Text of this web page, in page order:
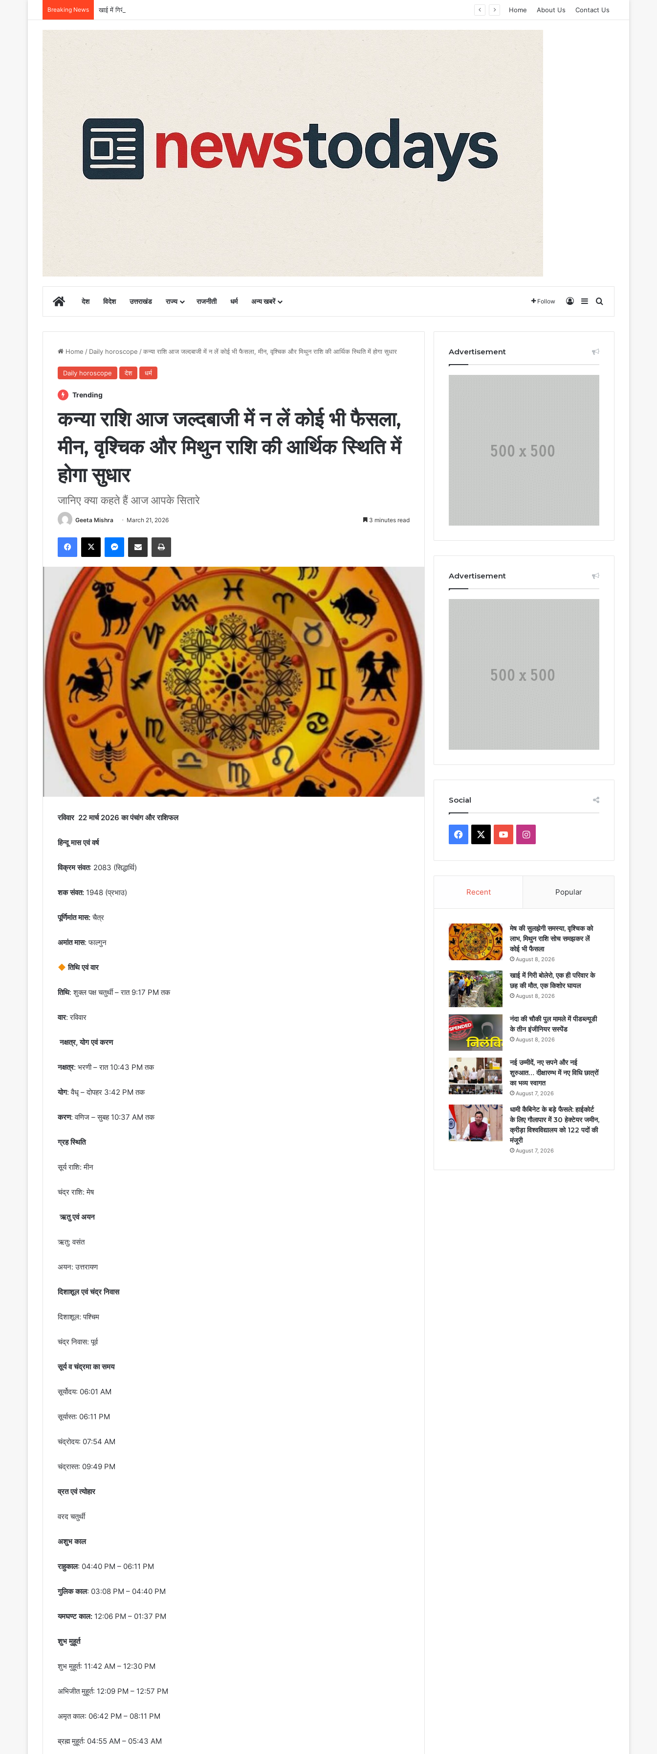
Breaking News खाई में गिरी बोलेरो, एक ही परिवार के छह की मौत, एक किशोर घायल Home About Us Contact Us
Homeदेश विदेश उत्तराखंड राज्य राजनीती धर्म अन्य खबरें Follow Log InSidebarSearch for
Home / Daily horoscope /कन्या राशि आज जल्दबाजी में न लें कोई भी फैसला, मीन, वृश्चिक और मिथुन राशि की आर्थिक स्थिति में होगा सुधार
Daily horoscope देश धर्म
Trending
कन्या राशि आज जल्दबाजी में न लें कोई भी फैसला,
मीन, वृश्चिक और मिथुन राशि की आर्थिक स्थिति में
होगा सुधार
जानिए क्या कहते हैं आज आपके सितारे
Geeta Mishra March 21, 2026 3 minutes read
Facebook
X Messenger
Share via Email Print
रविवार 22 मार्च 2026 का पंचांग और राशिफल
हिन्दू मास एवं वर्ष
विक्रम संवत: 2083 (सिद्धार्थि)
शक संवत: 1948 (प्रभाउ)
पूर्णिमांत मास:चैत्र
अमांत मास: फाल्गुन
तिथि एवं वार
तिथि: शुक्ल पक्ष चतुर्थी – रात 9:17 PM तक
वार: रविवार
नक्षत्र, योग एवं करण
नक्षत्र: भरणी – रात 10:43 PM तक
योग: वैधृ – दोपहर 3:42 PM तक
करण: वणिज – सुबह 10:37 AM तक
ग्रह स्थिति
सूर्य राशि: मीन
चंद्र राशि: मेष
ऋतु एवं अयन
ऋतु: वसंत
अयन: उत्तरायण
दिशाशूल एवं चंद्र निवास
दिशाशूल: पश्चिम
चंद्र निवास: पूर्व
सूर्य व चंद्रमा का समय
सूर्योदय: 06:01 AM
सूर्यास्त: 06:11 PM
चंद्रोदय: 07:54 AM
चंद्रास्त: 09:49 PM
व्रत एवं त्योहार
वरद चतुर्थी
अशुभ काल
राहुकाल: 04:40 PM – 06:11 PM
गुलिक काल: 03:08 PM – 04:40 PM
यमघण्ट काल: 12:06 PM – 01:37 PM
शुभ मुहूर्त
शुभ मुहूर्त: 11:42 AM – 12:30 PM
अभिजीत मुहूर्त: 12:09 PM – 12:57 PM
अमृत काल: 06:42 PM – 08:11 PM
ब्रह्म मुहूर्त: 04:55 AM – 05:43 AM
Advertisement
Advertisement
Social
Facebook YouTubeInstagram
Recent Popular
मेष की सुलझेगी समस्या, वृश्चिक को
लाभ, मिथुन राशि सोच समझकर लें
कोई भी फैसला
August 8, 2026
खाई में गिरी बोलेरो, एक ही परिवार के
छह की मौत, एक किशोर घायल
August 8, 2026
नंदा की चौकी पुल मामले में पीडब्ल्यूडी
के तीन इंजीनियर सस्पेंड
August 8, 2026
नई उम्मीदें, नए सपने और नई
शुरुआत… दीक्षारम्भ में नए विधि छात्रों
का भव्य स्वागत
August 7, 2026
धामी कैबिनेट के बड़े फैसले: हाईकोर्ट
के लिए गौलापार में 30 हेक्टेयर जमीन,
क्रीड़ा विश्वविद्यालय को 122 पदों की
मंजूरी
August 7, 2026